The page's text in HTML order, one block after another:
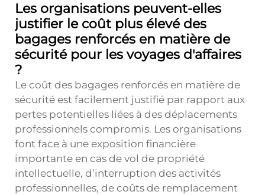
Les organisations peuvent-elles
justifier le coût plus élevé des
bagages renforcés en matière de
sécurité pour les voyages d'affaires
?
Le coût des bagages renforcés en matière de
sécurité est facilement justifié par rapport aux
pertes potentielles liées à des déplacements
professionnels compromis. Les organisations
font face à une exposition financière
importante en cas de vol de propriété
intellectuelle, d’interruption des activités
professionnelles, de coûts de remplacement